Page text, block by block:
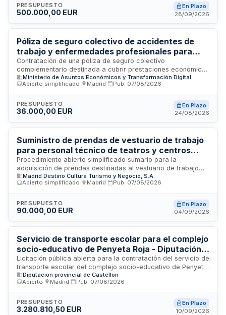
directivas y de consejo, incluyendo protección contable y
legal. La contratación se realiza desde la Presidencia de
riesgos profesionales de sus órganos de administración.
PRESUPUESTO
500.000,00 EUR
En Plazo
28/09/2026
Póliza de seguro colectivo de accidentes de
trabajo y enfermedades profesionales para
empleados públicos del Ministerio de Economía,
Comercio y Empresa
Contratación de una póliza de seguro colectivo
complementario destinada a cubrir prestaciones económicas
derivadas de accidentes de trabajo y enfermedades
profesionales del personal adscrito al Ministerio de
aproximadamente 2.500 personas distribuidas en servicios
centrales, red territorial de comercio e incluye laboratorios y
cualquier país del mundo y se suma a las prestaciones de la
Seguridad Social y MUFACE, sin sustituirlas.
Ministerio de Asuntos Económicos y Transformación Digital
Abierto simplificado
Madrid Pub. 07/08/2026
PRESUPUESTO
36.000,00 EUR
En Plazo
24/08/2026
Suministro de prendas de vestuario de trabajo
para personal técnico de teatros y centros
culturales gestionados por Madrid Destino
Procedimiento abierto simplificado sumario para la
adquisición de prendas destinadas al vestuario de trabajo
del personal técnico que presta servicios en los teatros y
centros culturales gestionados por la sociedad mercantil
material en perfecto estado de uso, con garantía legal de las
prendas y todas las gestiones logísticas asociadas, sin que
tributos relacionados.
Madrid Destino Cultura Turismo y Negocio, S.A.
Abierto simplificado
Madrid Pub. 07/08/2026
PRESUPUESTO
90.000,00 EUR
En Plazo
04/09/2026
Servicio de transporte escolar para el complejo
socio-educativo de Penyeta Roja - Diputación
de Castellón
Licitación pública abierta para la contratación del servicio de
transporte escolar del complejo socio-educativo de Penyeta
Roja, gestionado por la Diputación de Castellón. El contrato
se divide en dos lotes: transporte adaptado para el Centro
Centro Público Integrado Excma. Diputación. La duración
prevista es de dos cursos académicos: 2026-2027 y 2027-
Diputación provincial de Castellón
Abierto
Madrid Pub. 07/08/2026
PRESUPUESTO
3.280.810,50 EUR
En Plazo
10/09/2026